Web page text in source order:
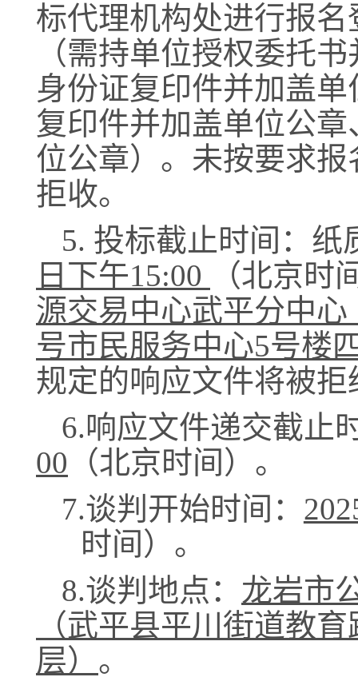
标代理机构处进行报名
（需持单位授权委托
身份证复印件并加盖
复印件并加盖单位公
位公章）。未按要求报
拒收。
5. 投标截止时间： 纸
日下午15:00
（北京时
源交易中心武平分中
号市民服务中心5号楼
规定的响应文件将被拒
6.响应文件递交截止
00 （北京时间）。
7.谈判开始时间：
时间）。
8.谈判 地点 ： 龙岩市
（武平县平川街道教育
层） 。